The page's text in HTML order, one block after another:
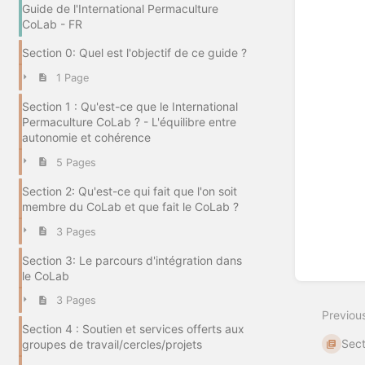
Guide de l'International Permaculture
CoLab - FR
Section 0: Quel est l'objectif de ce guide ?
1 Page
Section 1 : Qu'est-ce que le International
Permaculture CoLab ? - L'équilibre entre
autonomie et cohérence
5 Pages
Section 2: Qu'est-ce qui fait que l'on soit
membre du CoLab et que fait le CoLab ?
3 Pages
Section 3: Le parcours d'intégration dans
le CoLab
3 Pages
Section 4 : Soutien et services offerts aux
groupes de travail/cercles/projets